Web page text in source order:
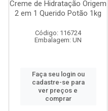
Creme de Hidratação Origem
2 em 1 Querido Potão 1kg
Código: 116724
Embalagem: UN
Faça seu login ou
cadastre-se para
ver preços e
comprar